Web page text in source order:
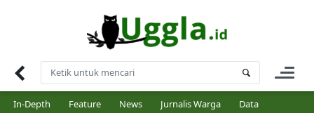
In-Depth Feature News Jurnalis Warga Data